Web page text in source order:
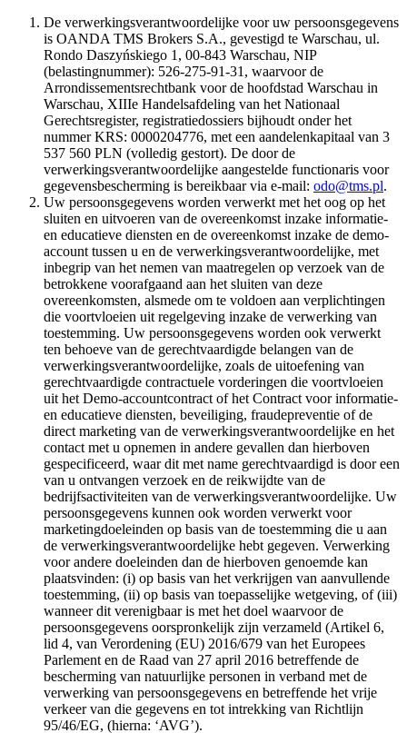
De verwerkingsverantwoordelijke voor uw persoonsgegevens
is OANDA TMS Brokers S.A., gevestigd te Warschau, ul.
Rondo Daszyńskiego 1, 00-843 Warschau, NIP
(belastingnummer): 526-275-91-31, waarvoor de
Arrondissementsrechtbank voor de hoofdstad Warschau in
Warschau, XIIIe Handelsafdeling van het Nationaal
Gerechtsregister, registratiedossiers bijhoudt onder het
nummer KRS: 0000204776, met een aandelenkapitaal van 3
537 560 PLN (volledig gestort). De door de
verwerkingsverantwoordelijke aangestelde functionaris voor
gegevensbescherming is bereikbaar via e-mail: odo@tms.pl.
Uw persoonsgegevens worden verwerkt met het oog op het
sluiten en uitvoeren van de overeenkomst inzake informatie-
en educatieve diensten en de overeenkomst inzake de demo-
account tussen u en de verwerkingsverantwoordelijke, met
inbegrip van het nemen van maatregelen op verzoek van de
betrokkene voorafgaand aan het sluiten van deze
overeenkomsten, alsmede om te voldoen aan verplichtingen
die voortvloeien uit regelgeving inzake de verwerking van
toestemming. Uw persoonsgegevens worden ook verwerkt
ten behoeve van de gerechtvaardigde belangen van de
verwerkingsverantwoordelijke, zoals de uitoefening van
gerechtvaardigde contractuele vorderingen die voortvloeien
uit het Demo-accountcontract of het Contract voor informatie-
en educatieve diensten, beveiliging, fraudepreventie of de
direct marketing van de verwerkingsverantwoordelijke en het
contact met u opnemen in andere gevallen dan hierboven
gespecificeerd, waar dit met name gerechtvaardigd is door een
van u ontvangen verzoek en de reikwijdte van de
bedrijfsactiviteiten van de verwerkingsverantwoordelijke. Uw
persoonsgegevens kunnen ook worden verwerkt voor
marketingdoeleinden op basis van de toestemming die u aan
de verwerkingsverantwoordelijke hebt gegeven. Verwerking
voor andere doeleinden dan de hierboven genoemde kan
plaatsvinden: (i) op basis van het verkrijgen van aanvullende
toestemming, (ii) op basis van toepasselijke wetgeving, of (iii)
wanneer dit verenigbaar is met het doel waarvoor de
persoonsgegevens oorspronkelijk zijn verzameld (Artikel 6,
lid 4, van Verordening (EU) 2016/679 van het Europees
Parlement en de Raad van 27 april 2016 betreffende de
bescherming van natuurlijke personen in verband met de
verwerking van persoonsgegevens en betreffende het vrije
verkeer van die gegevens en tot intrekking van Richtlijn
95/46/EG, (hierna: ‘AVG’).